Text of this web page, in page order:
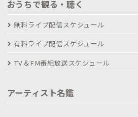
おうちで観る・聴く
無料ライブ配信スケジュール
有料ライブ配信スケジュール
TV＆FM番組放送スケジュール
アーティスト名鑑